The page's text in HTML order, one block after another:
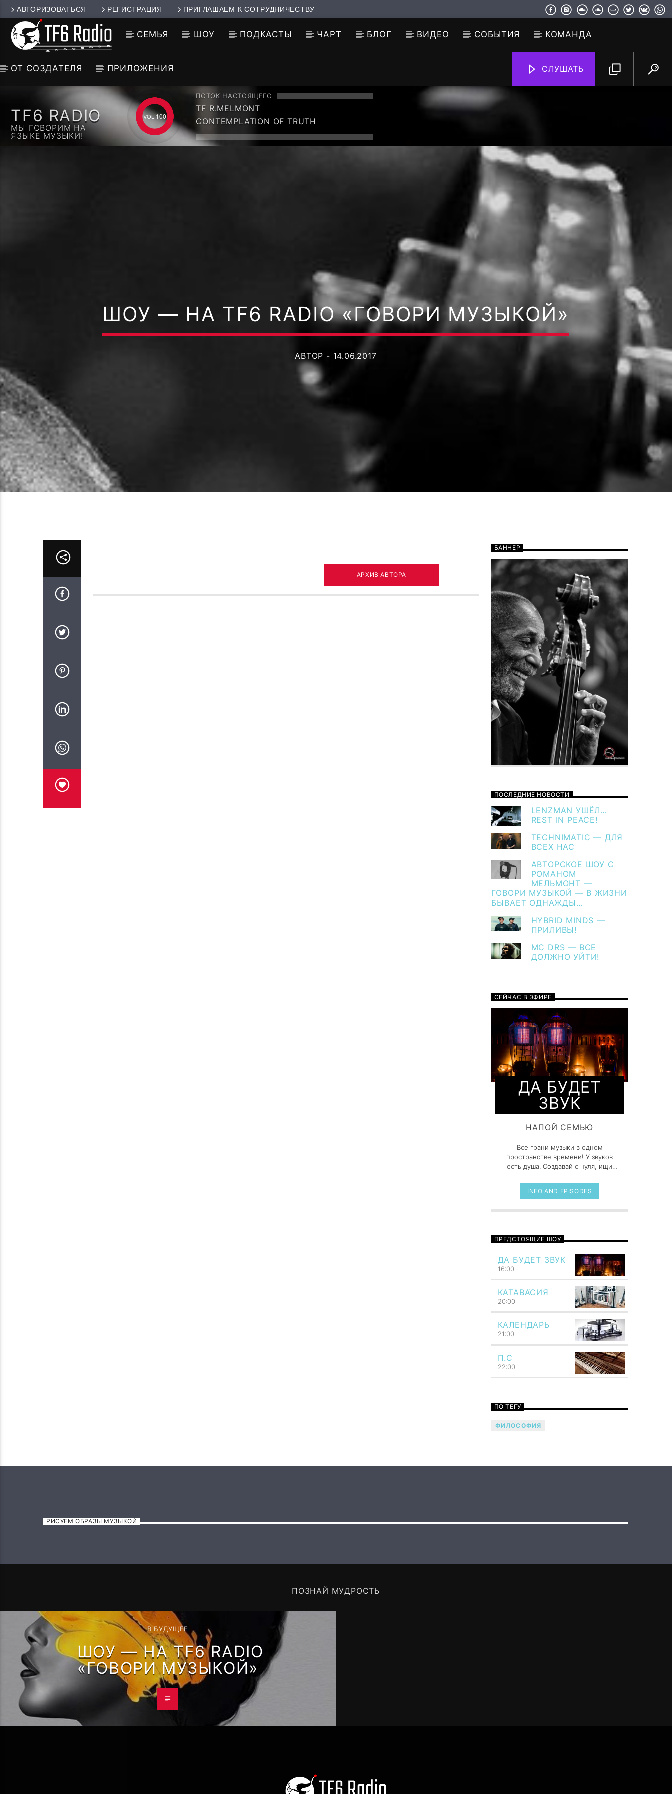
АВТОРИЗОВАТЬСЯ РЕГИСТРАЦИЯ ПРИГЛАШАЕМ К СОТРУДНИЧЕСТВУ
СЕМЬЯ ШОУ ПОДКАСТЫ ЧАРТ БЛОГ ВИДЕО СОБЫТИЯ КОМАНДА
ОТ СОЗДАТЕЛЯ ПРИЛОЖЕНИЯ СЛУШАТЬ
TF6 RADIO
МЫ ГОВОРИМ НА
ЯЗЫКЕ МУЗЫКИ!
100
ПОТОК НАСТОЯЩЕГО
TF R.MELMONT
CONTEMPLATION OF TRUTH
ШОУ — НА TF6 RADIO «ГОВОРИ МУЗЫКОЙ»
АВТОР - 14.06.2017
АРХИВ АВТОРА
БАННЕР
ПОСЛЕДНИЕ НОВОСТИ
LENZMAN УШЁЛ…
REST IN PEACE!
TECHNIMATIC — ДЛЯ
ВСЕХ НАС
АВТОРСКОЕ ШОУ С
РОМАНОМ
МЕЛЬМОНТ —
ГОВОРИ МУЗЫКОЙ — В ЖИЗНИ
БЫВАЕТ ОДНАЖДЫ…
HYBRID MINDS —
ПРИЛИВЫ!
MC DRS — ВСЕ
ДОЛЖНО УЙТИ!
СЕЙЧАС В ЭФИРЕ
ДА БУДЕТ
ЗВУК
НАПОЙ СЕМЬЮ
Все грани музыки в одном
пространстве времени! У звуков
есть душа. Создавай с нуля, ищи
послушай, чем дышит реальный
мир.
Общность звука с мыслью сразу же
бросается в глаза. Как мысль,
подобно молнии, сосредоточивает
всю силу представления в одном
ограниченное единство. Как мысль
охватывает всю душу, так и звук
человека. Говори музыкой! Напой
INFO AND EPISODES
ПРЕДСТОЯЩИЕ ШОУ
ДА БУДЕТ ЗВУК
16:00
КАТАВА́СИЯ
20:00
КАЛЕНДАРЬ
21:00
П.С
22:00
ПО ТЕГУ
ФИЛОСОФИЯ
РИСУЕМ ОБРАЗЫ МУЗЫКОЙ
ПОЗНАЙ МУДРОСТЬ
В БУДУЩЕЕ
ШОУ — НА TF6 RADIO
«ГОВОРИ МУЗЫКОЙ»